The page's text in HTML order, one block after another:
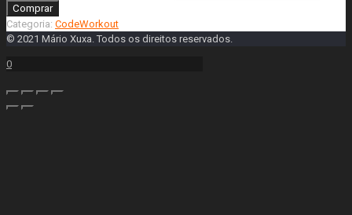
Comprar
Categoria: CodeWorkout
© 2021 Mário Xuxa. Todos os direitos reservados.
0